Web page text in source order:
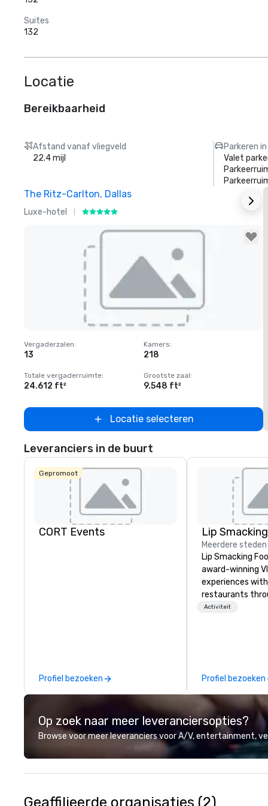
Suites
132
Locatie
Bereikbaarheid
Afstand vanaf vliegveld
22.4 mijl
Parkeren
Valet
The Ritz-Carlton, Dallas
Luxe-hotel
Removed from favorites
Vergaderzalen:
13
Kamers:
218
Totale vergaderruimte:
24.612 ft²
Grootste zaal:
9.548 ft²
Locatie selecteren
Leveranciers in de buurt
Gepromoot
CORT Events
Profiel bezoeken
Meerdere steden
Lip Smacking
award-winning
experiences
restaurants
United States.
parade of
craft cocktails
with complete
unique
the opportunity
different
venue to mix,
network. Each
escorting large
Activiteit
Profiel bezoeken
Op zoek naar meer leveranciersopties?
Browse voor meer leveranciers voor A/V, entertainment,
Geaffilieerde organisaties (2)